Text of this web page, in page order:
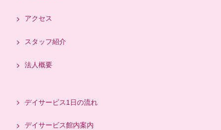
アクセス
スタッフ紹介
法人概要
デイサービス1日の流れ
デイサービス館内案内